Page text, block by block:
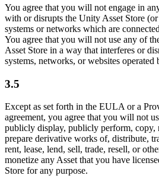
You agree that you will not engage in
with or disrupts the Unity Asset Store
systems or networks which are
You agree that you will not use any of
Asset Store in a way that interferes or
systems, networks, or websites
3.5
Except as set forth in the EULA or a
agreement, you agree that you will not
publicly display, publicly perform, copy,
prepare derivative works of, distribute,
rent, lease, lend, sell, trade, resell, or
monetize any Asset that you have
Store for any purpose.